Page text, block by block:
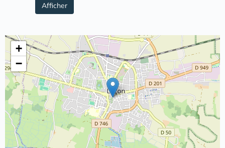
Afficher
+
−